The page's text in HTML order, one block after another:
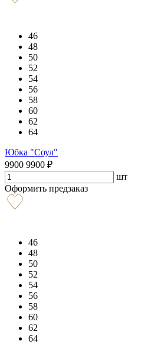
46
48
50
52
54
56
58
60
62
64
Юбка "Соул"
9900 9900 ₽
шт
Оформить предзаказ
46
48
50
52
54
56
58
60
62
64